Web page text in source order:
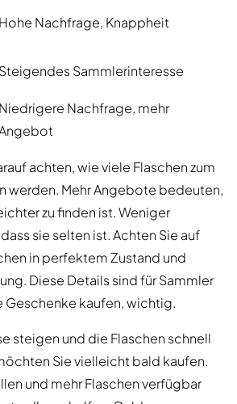
Hohe Nachfrage, Knappheit
Steigendes Sammlerinteresse
Niedrigere Nachfrage, mehr
achten, wie viele Flaschen zum
werden. Mehr Angebote bedeuten,
zu finden ist. Weniger
sie selten ist. Achten Sie auf
in perfektem Zustand und
Diese Details sind für Sammler
Geschenke kaufen, wichtig.
steigen und die Flaschen schnell
Sie vielleicht bald kaufen.
und mehr Flaschen verfügbar